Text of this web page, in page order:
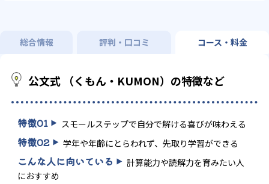
総合情報 評判・口コミ コース・料金
公文式 （くもん・KUMON）の特徴など
特徴01 スモールステップで自分で解ける喜びが味わえる
特徴02 学年や年齢にとらわれず、先取り学習ができる
こんな人に向いている
計算能力や読解力を育みたい人
におすすめ